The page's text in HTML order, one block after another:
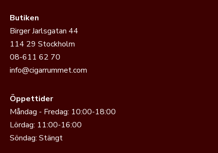
Butiken
Birger Jarlsgatan 44
114 29 Stockholm
08-611 62 70
info@cigarrummet.com
Öppettider
Måndag - Fredag: 10:00-18:00
Lördag: 11:00-16:00
Söndag: Stängt